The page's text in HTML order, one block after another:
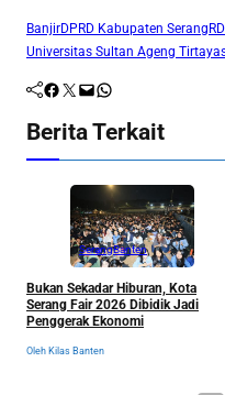
BanjirDPRD Kabupaten Serang
Universitas Sultan Ageng
Facebook Twitter Mail WhatsApp
Berita Terkait
SerangBanten
Bukan Sekadar Hiburan, Kota
Serang Fair 2026 Dibidik Jadi
Penggerak Ekonomi
Oleh Kilas Banten